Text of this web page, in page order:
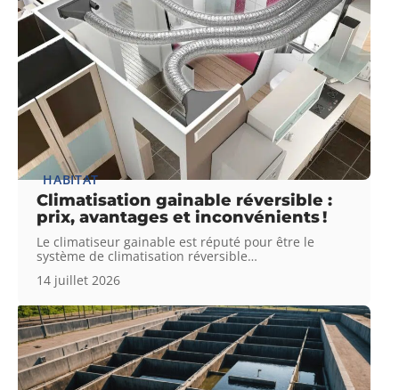
HABITAT
Climatisation gainable réversible :
prix, avantages et inconvénients !
Le climatiseur gainable est réputé pour être le
système de climatisation réversible…
14 juillet 2026